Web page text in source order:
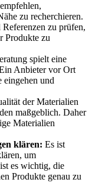
zu recherchieren.
zu prüfen,
Produkte zu
spielt eine
Anbieter vor Ort
und
der Materialien
maßgeblich. Daher
Materialien
klären: Es ist
um
es wichtig, die
Produkte genau zu